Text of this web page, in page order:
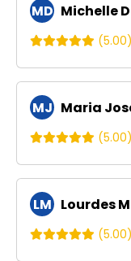
MD Michelle
(5.00)
MJ Maria
(5.00)
LM Lourdes
(5.00)